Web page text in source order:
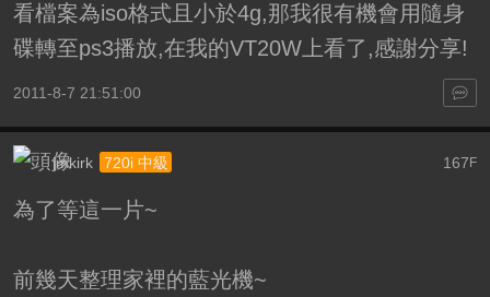
看檔案為iso格式且小於4g,那我很有機會用隨身
碟轉至ps3播放,在我的VT20W上看了,感謝分享!
2011-8-7 21:51:00
167F
jmkirk 720i 中級
為了等這一片~
前幾天整理家裡的藍光機~